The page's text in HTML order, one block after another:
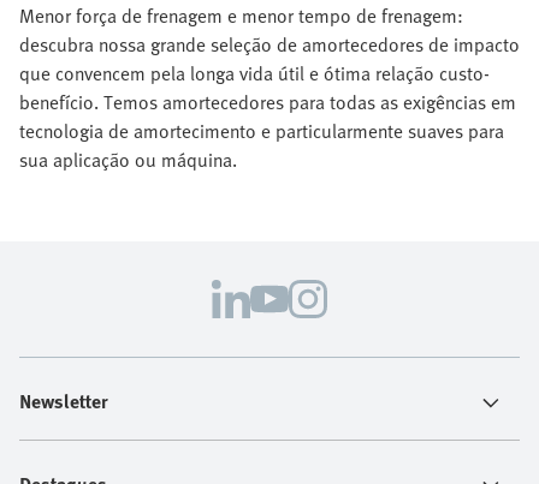
Menor força de frenagem e menor tempo de frenagem:
descubra nossa grande seleção de amortecedores de impacto
que convencem pela longa vida útil e ótima relação custo-
benefício. Temos amortecedores para todas as exigências em
tecnologia de amortecimento e particularmente suaves para
sua aplicação ou máquina.
Newsletter